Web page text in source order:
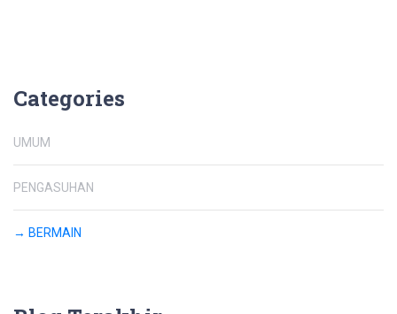
Categories
UMUM
PENGASUHAN
→ BERMAIN